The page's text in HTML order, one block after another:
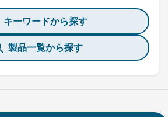
キーワードから探す
製品一覧から探す